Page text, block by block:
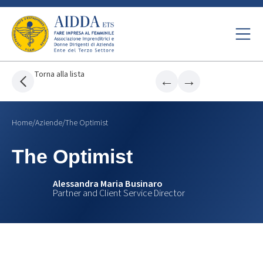
Torna alla lista ← →
Home/Aziende/The Optimist
The Optimist
Alessandra Maria Businaro
Partner and Client Service Director